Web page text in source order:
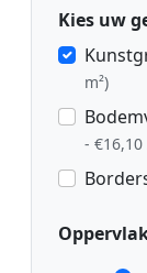
Kies uw
m²)
- €16,10